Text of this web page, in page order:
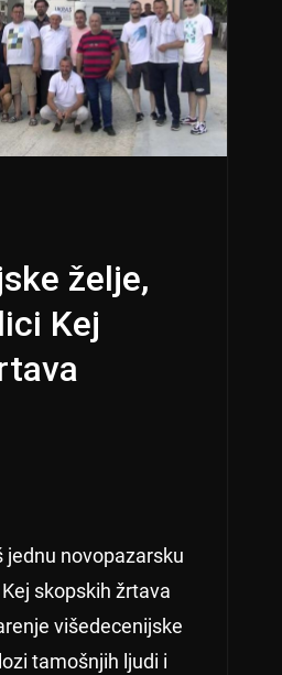
želje,
Kej
novopazarsku
skopskih žrtava
višedecenijske
tamošnjih ljudi i